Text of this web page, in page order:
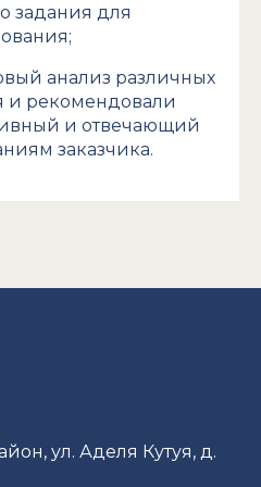
задания для
анализ различных
и рекомендовали
и отвечающий
заказчика.
ул. Аделя Кутуя, д.